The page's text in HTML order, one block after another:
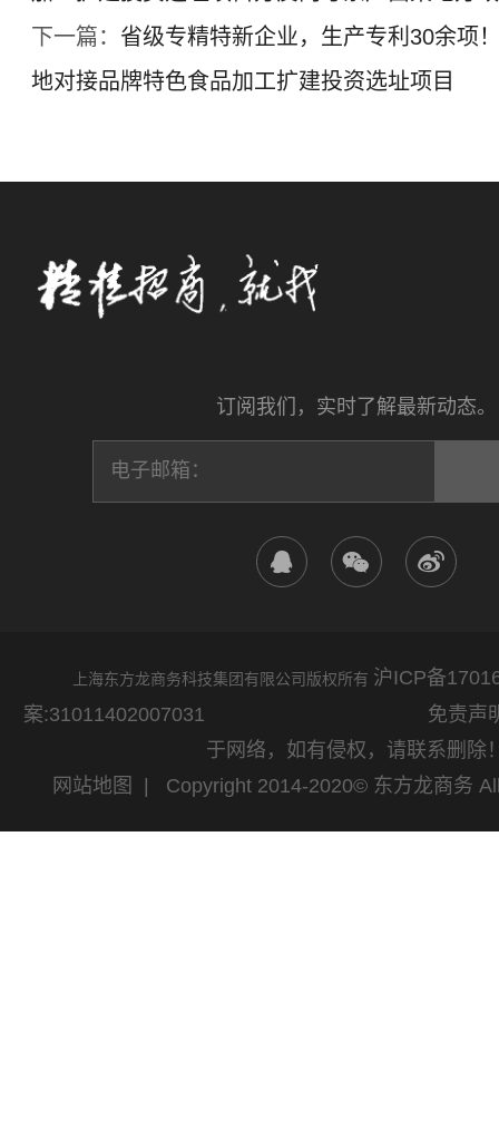
下一篇： 省级专精特新企业，生产专利30余项
地对接品牌特色食品加工扩建投资选址项目
订阅我们，实时了解最新动态。
上海东方龙商务科技集团有限公司版权所有 沪ICP备
案:31011402007031 免责声明：网站
于网络，如有侵权，请联系删除
网站地图
| Copyright 2014-2020© 东方龙商务